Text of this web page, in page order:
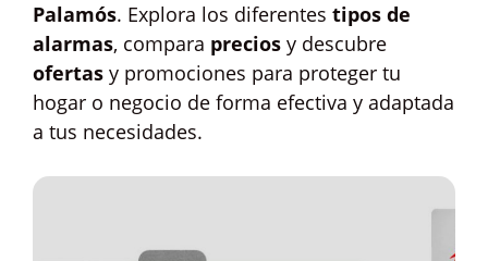
Palamós. Explora los diferentes tipos de
alarmas, compara precios y descubre
ofertas y promociones para proteger tu
hogar o negocio de forma efectiva y adaptada
a tus necesidades.